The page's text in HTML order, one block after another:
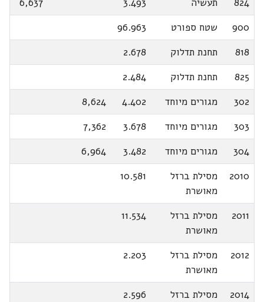
900
שטח ספורט
96.963
818
תחנת תדלוק
2.678
825
תחנת תדלוק
2.484
302
מגורים מיוחד 4.402
8,624
303
מגורים מיוחד 3.678
7,362
304
מגורים מיוחד 3.482
6,964
2010
מסילת ברזל
מאושרת
10.581
2011
מסילת ברזל
מאושרת
11.534
2012
מסילת ברזל
מאושרת
2.203
2014
מסילת ברזל
2.596